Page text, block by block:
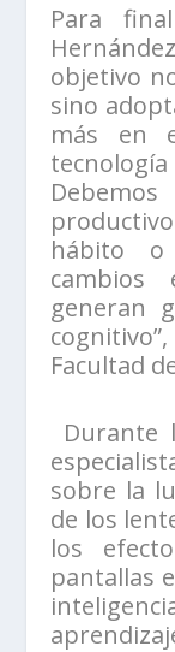
Para
objetivo
sino
más en
hábito o
cambios
generan
Facultad
Durante
sobre la
de los
los
pantallas